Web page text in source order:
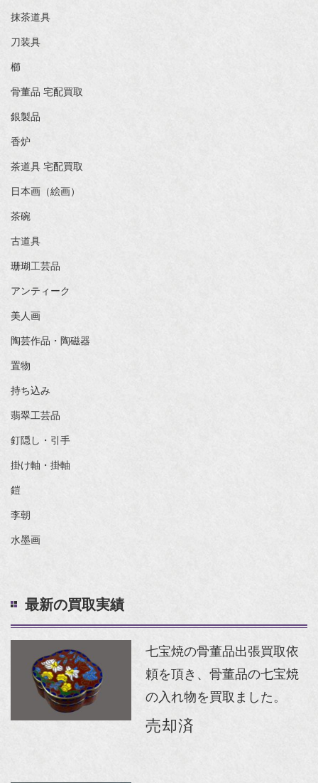
抹茶道具
刀装具
櫛
骨董品 宅配買取
銀製品
香炉
茶道具 宅配買取
日本画（絵画）
茶碗
古道具
珊瑚工芸品
アンティーク
美人画
陶芸作品・陶磁器
置物
持ち込み
翡翠工芸品
釘隠し・引手
掛け軸・掛軸
鎧
李朝
水墨画
最新の買取実績
七宝焼の骨董品出張買取依
頼を頂き、骨董品の七宝焼
の入れ物を買取ました。
売却済